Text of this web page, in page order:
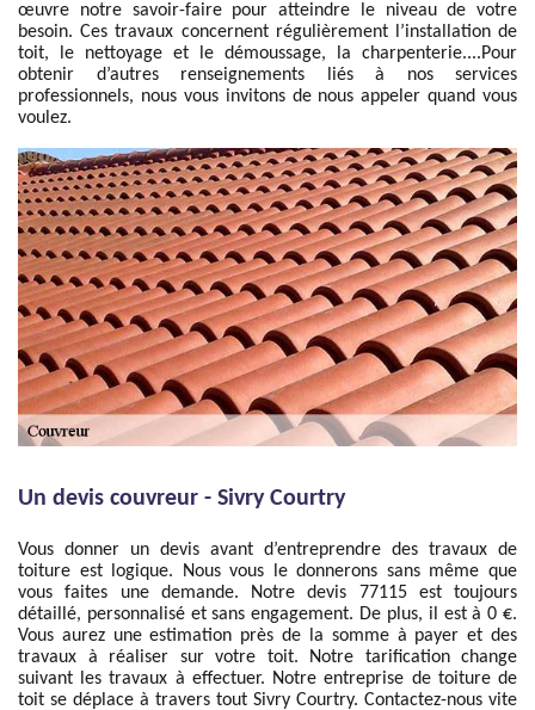
œuvre notre savoir-faire pour atteindre le niveau de votre
besoin. Ces travaux concernent régulièrement l’installation de
toit, le nettoyage et le démoussage, la charpenterie....Pour
obtenir d’autres renseignements liés à nos services
professionnels, nous vous invitons de nous appeler quand vous
voulez.
Un devis couvreur - Sivry Courtry
Vous donner un devis avant d’entreprendre des travaux de
toiture est logique. Nous vous le donnerons sans même que
vous faites une demande. Notre devis 77115 est toujours
détaillé, personnalisé et sans engagement. De plus, il est à 0 €.
Vous aurez une estimation près de la somme à payer et des
travaux à réaliser sur votre toit. Notre tarification change
suivant les travaux à effectuer. Notre entreprise de toiture de
toit se déplace à travers tout Sivry Courtry. Contactez-nous vite